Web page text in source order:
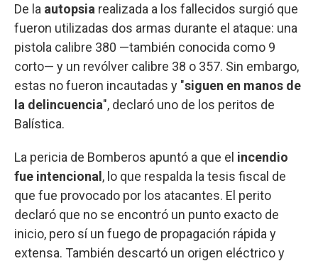
De la autopsia realizada a los fallecidos surgió que
fueron utilizadas dos armas durante el ataque: una
pistola calibre 380 —también conocida como 9
corto— y un revólver calibre 38 o 357. Sin embargo,
estas no fueron incautadas y "siguen en manos de
la delincuencia", declaró uno de los peritos de
Balística.
La pericia de Bomberos apuntó a que el incendio
fue intencional , lo que respalda la tesis fiscal de
que fue provocado por los atacantes. El perito
declaró que no se encontró un punto exacto de
inicio, pero sí un fuego de propagación rápida y
extensa. También descartó un origen eléctrico y